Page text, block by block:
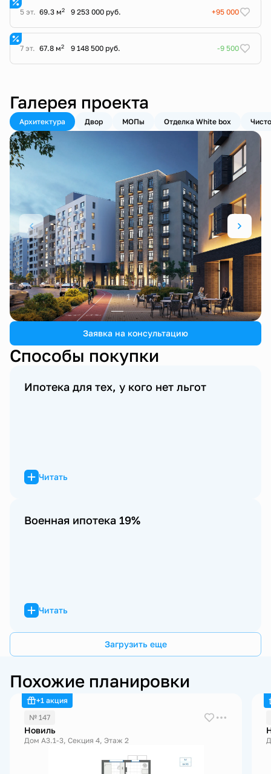
5 эт. 69.3 м2 9 253 000 руб. +95 000
7 эт. 67.8 м2 9 148 500 руб. -9 500
Галерея проекта
Архитектура Двор МОПы Отделка White box
1 / 4
Заявка на консультацию
Способы покупки
Ипотека для тех, у кого нет льгот
Читать
Военная ипотека 19%
Читать
Загрузить еще
Похожие планировки
+1 акция
№ 147
Новиль
Дом А3.1-3, Секция 4, Этаж 2